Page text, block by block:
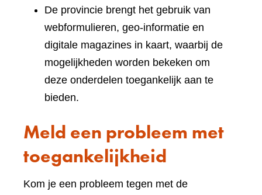
De provincie brengt het gebruik van
webformulieren, geo-informatie en
digitale magazines in kaart, waarbij de
mogelijkheden worden bekeken om
deze onderdelen toegankelijk aan te
bieden.
Meld een probleem met
toegankelijkheid
Kom je een probleem tegen met de